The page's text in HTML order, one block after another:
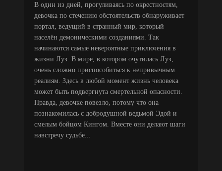
В один из дней, прогуливаясь по окрестностям,
девочка по стечению обстоятельств обнаруживает
портал, ведущий в странный мир, который
населён демоническими созданиями. Так
начинаются самые невероятные приключения в
жизни Луз. В мире, в котором очутилась Луз,
очень сложно приспособиться к непривычным
реалиям. Здесь в любой момент жизнь человека
может быть подвергнута смертельной опасности.
Правда, девочке повезло, потому что она
познакомилась с добродушной ведьмой Эдой и
смелым бойцом Кингом. Вместе они делают шаги
навстречу судьбе...